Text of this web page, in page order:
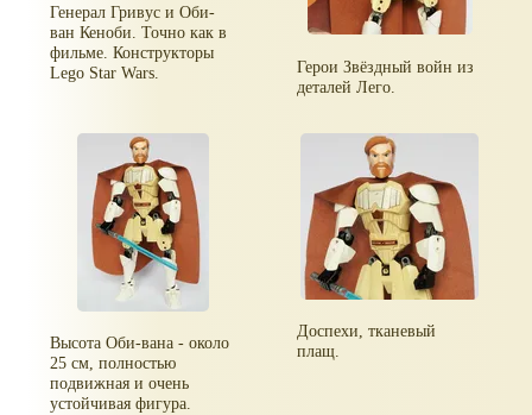
Генерал Гривус и Оби-
ван Кеноби. Точно как в
фильме. Конструкторы
Lego Star Wars.
Герои Звёздный войн из
деталей Лего.
Высота Оби-вана - около
25 см, полностью
подвижная и очень
устойчивая фигура.
Доспехи, тканевый
плащ.